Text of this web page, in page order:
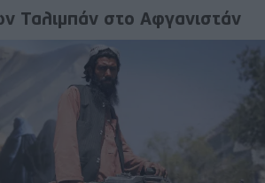
Ταλιμπάν στο Αφγανιστάν